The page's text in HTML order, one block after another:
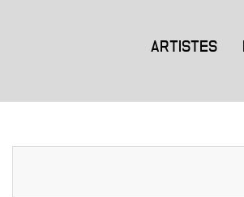
ARTISTES